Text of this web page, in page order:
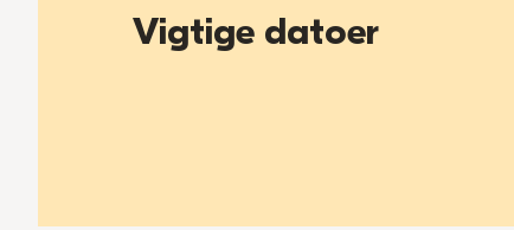
Vigtige datoer